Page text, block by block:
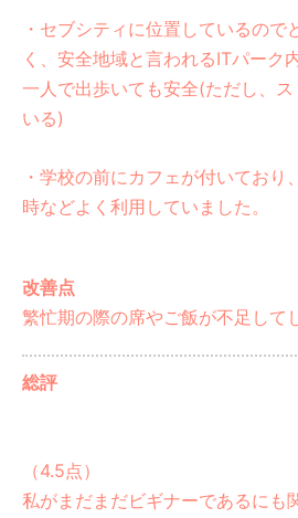
・セブシティに位置しているので
く、安全地域と言われるITパーク
一人で出歩いても安全(ただし、
いる)
・学校の前にカフェが付いており
時などよく利用していました。
改善点
繁忙期の際の席やご飯が不足して
総評
（4.5点）
私がまだまだビギナーであるにも